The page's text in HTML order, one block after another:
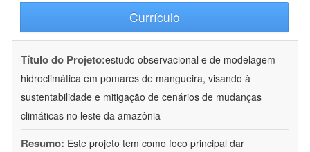
Currículo
Título do Projeto:estudo observacional e de modelagem
hidroclimática em pomares de mangueira, visando à
sustentabilidade e mitigação de cenários de mudanças
climáticas no leste da amazônia
Resumo: Este projeto tem como foco principal dar